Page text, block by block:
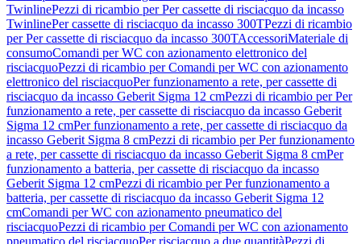
TwinlinePezzi di ricambio per Per cassette di risciacquo da incasso
TwinlinePer cassette di risciacquo da incasso 300TPezzi di ricambio
per Per cassette di risciacquo da incasso 300TAccessoriMateriale di
consumoComandi per WC con azionamento elettronico del
risciacquoPezzi di ricambio per Comandi per WC con azionamento
elettronico del risciacquoPer funzionamento a rete, per cassette di
risciacquo da incasso Geberit Sigma 12 cmPezzi di ricambio per Per
funzionamento a rete, per cassette di risciacquo da incasso Geberit
Sigma 12 cmPer funzionamento a rete, per cassette di risciacquo da
incasso Geberit Sigma 8 cmPezzi di ricambio per Per funzionamento
a rete, per cassette di risciacquo da incasso Geberit Sigma 8 cmPer
funzionamento a batteria, per cassette di risciacquo da incasso
Geberit Sigma 12 cmPezzi di ricambio per Per funzionamento a
batteria, per cassette di risciacquo da incasso Geberit Sigma 12
cmComandi per WC con azionamento pneumatico del
risciacquoPezzi di ricambio per Comandi per WC con azionamento
pneumatico del risciacquoPer risciacquo a due quantitàPezzi di